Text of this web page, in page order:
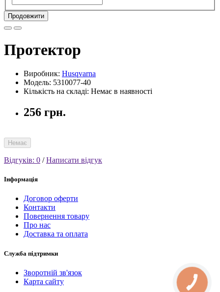
Продовжити
Протектор
Виробник: Husqvarna
Модель: 5310077-40
Кількість на складі: Немає в наявності
256 грн.
Немає
Відгуків: 0 /Написати відгук
Інформація
Договор оферти
Контакти
Повернення товару
Про нас
Доставка та оплата
Служба підтримки
Зворотній зв'язок
Карта сайту
КНОПКА
СВЯЗИ